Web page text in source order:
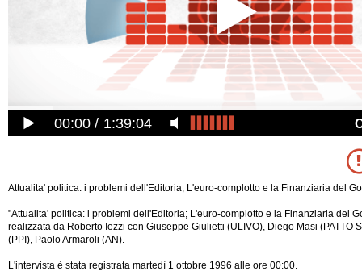
00:00 1:39:04
Attualita' politica: i problemi dell'Editoria; L'euro-complotto e la Finanziaria del
"Attualita' politica: i problemi dell'Editoria; L'euro-complotto e la Finanziaria del
realizzata da Roberto Iezzi con Giuseppe Giulietti (ULIVO), Diego Masi (PATTO
(PPI), Paolo Armaroli (AN).
L'intervista è stata registrata martedì 1 ottobre 1996 alle ore 00:00.